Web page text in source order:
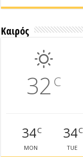
Καιρός
32 C
34C
MON
34C
TUE